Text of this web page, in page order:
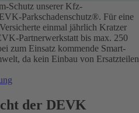
Schutz unserer Kfz-
Parkschadenschutz®. Für eine
einmal jährlich Kratzer
Partnerwerkstatt bis max. 250
zum Einsatz kommende Smart-
da kein Einbau von Ersatzteilen
der DEVK